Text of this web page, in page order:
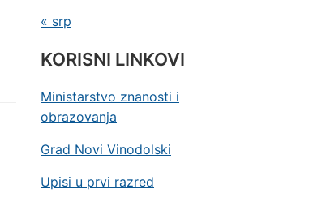
« srp
KORISNI LINKOVI
Ministarstvo znanosti i
obrazovanja
Grad Novi Vinodolski
Upisi u prvi razred